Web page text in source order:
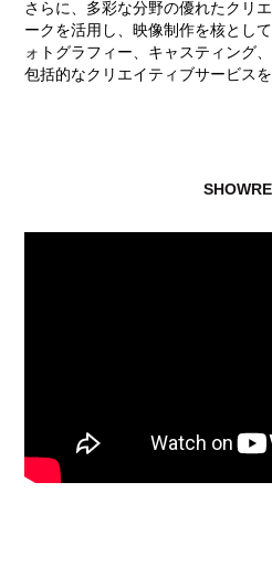
さらに、多彩な分野の優れたクリ
ークを活用し、映像制作を核とし
ォトグラフィー、キャスティング
包括的なクリエイティブサービス